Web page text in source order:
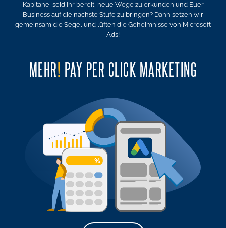
Kapitäne, seid Ihr bereit, neue Wege zu erkunden und Euer
Business auf die nächste Stufe zu bringen? Dann setzen wir
gemeinsam die Segel und lüften die Geheimnisse von Microsoft
Ads!
MEHR! PAY PER CLICK MARKETING